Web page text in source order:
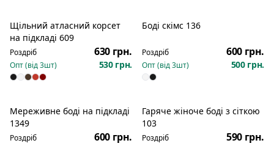
Щільний атласний корсет
на підкладі 609
Роздріб 630 грн.
Опт (від3шт) 530 грн.
Новинка
Боді скімс 136
Роздріб 600 грн.
Опт (від3шт) 500 грн.
Новинка
Мереживне боді на підкладі
1349
Роздріб 600 грн.
Гаряче жіноче боді з сіткою
103
Роздріб 590 грн.